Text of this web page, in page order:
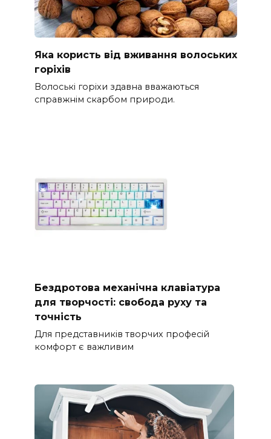
Яка користь від вживання волоських
горіхів
Волоські горіхи здавна вважаються
справжнім скарбом природи.
Бездротова механічна клавіатура
для творчості: свобода руху та
точність
Для представників творчих професій
комфорт є важливим